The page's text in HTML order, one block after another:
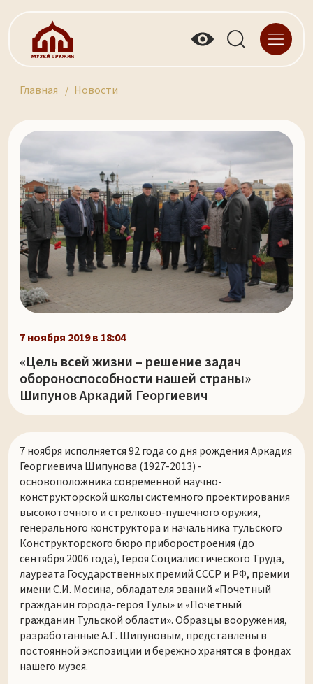
Главная Новости
7 ноября 2019 в 18:04
«Цель всей жизни – решение задач
обороноспособности нашей страны»
Шипунов Аркадий Георгиевич
7 ноября исполняется 92 года со дня рождения Аркадия
Георгиевича Шипунова (1927-2013) -
основоположника современной научно-
конструкторской школы системного проектирования
высокоточного и стрелково-пушечного оружия,
генерального конструктора и начальника тульского
Конструкторского бюро приборостроения (до
сентября 2006 года), Героя Социалистического Труда,
лауреата Государственных премий СССР и РФ, премии
имени С.И. Мосина, обладателя званий «Почетный
гражданин города-героя Тулы» и «Почетный
гражданин Тульской области». Образцы вооружения,
разработанные А.Г. Шипуновым, представлены в
постоянной экспозиции и бережно хранятся в фондах
нашего музея.